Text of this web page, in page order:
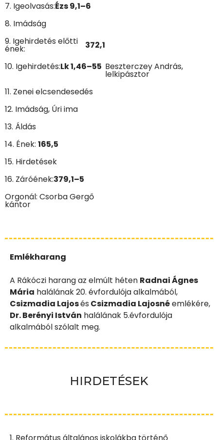
7. Igeolvasás:Ézs 9,1–6
8. Imádság
9. Igehirdetés előtti
ének:
372,1
10. Igehirdetés:Lk 1,46–55 Beszterczey András,
lelkipásztor
11. Zenei elcsendesedés
12. Imádság, Úri ima
13. Áldás
14. Ének: 165,5
15. Hirdetések
16. Záróének:379,1–5
Orgonál: Csorba Gergő
kántor
Emlékharang
A Rákóczi harang az elmúlt héten Radnai Ágnes
Mária halálának 20. évfordulója alkalmából,
Csizmadia Lajosés Csizmadia Lajosnéemlékére,
Dr. Berényi István halálának 5.évfordulója
alkalmából szólalt meg.
HIRDETÉSEK